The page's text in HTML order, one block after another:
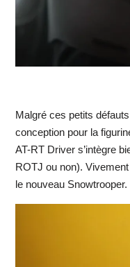
Malgré ces petits
conception pour la
AT-RT Driver s’intègre
ROTJ ou non).
le nouveau Snowtrooper.